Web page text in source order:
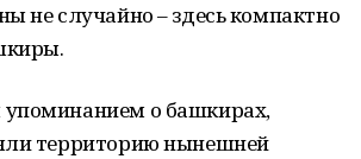
не случайно – здесь компактно
о башкирах,
территорию нынешней